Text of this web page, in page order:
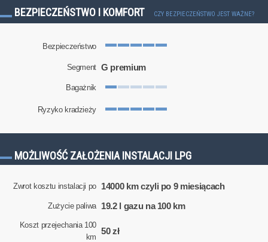
BEZPIECZEŃSTWO I KOMFORT CZY BEZPIECZEŃSTWO JEST WAŻNE?
Bezpieczeństwo
Segment G premium
Bagażnik
Ryzyko kradzieży
MOŻLIWOŚĆ ZAŁOŻENIA INSTALACJI LPG
Zwrot kosztu instalacji po 14000 km czyli po 9 miesiącach
Zużycie paliwa 19.2 l gazu na 100 km
Koszt przejechania 100
km
50 zł